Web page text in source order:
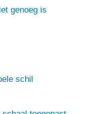
genoeg is
schil